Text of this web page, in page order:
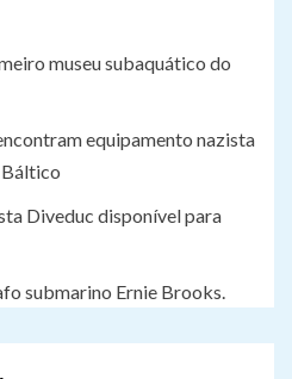
museu subaquático do
equipamento nazista
Diveduc disponível para
submarino Ernie Brooks.